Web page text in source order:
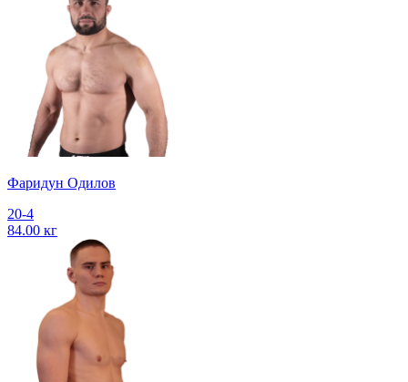
Фаридун Одилов
20-4
84.00 кг